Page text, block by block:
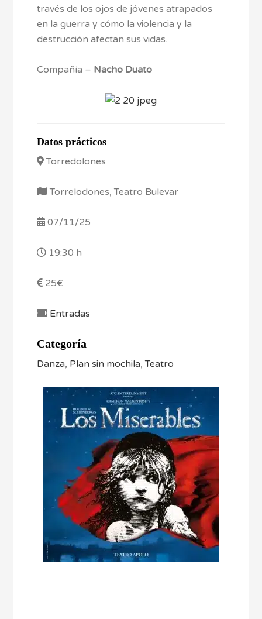
través de los ojos de jóvenes atrapados
en la guerra y cómo la violencia y la
destrucción afectan sus vidas.
Compañía – Nacho Duato
Datos prácticos
Torredolones
Torrelodones, Teatro Bulevar
07/11/25
19:30 h
25€
Entradas
Categoría
Danza, Plan sin mochila,Teatro